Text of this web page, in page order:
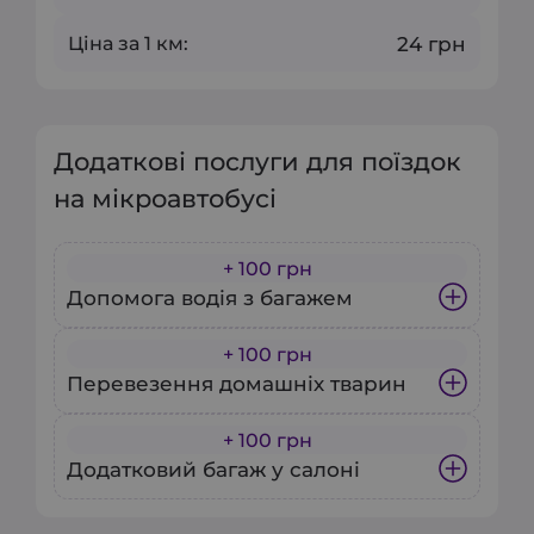
Ціна за 1 км: 24 грн
Додаткові послуги для поїздок
на мікроавтобусі
Допомога водія з багажем
+ 100 грн
Замовляючи бусик у Києві для
трансферу чи переїзду,
скористайтеся послугами
професійного водія. Ми
Перевезення домашніх тварин
+ 100 грн
Містке таксі-мінівен у Києві —
ідеальний вибір для поїздок із
Додатковий багаж у салоні
+ 100 грн